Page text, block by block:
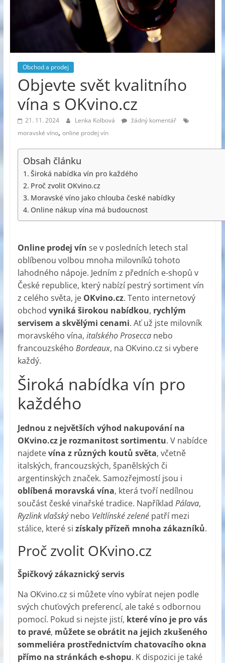
Obchod a prodej
Objevte svět kvalitního
vína s OKvino.cz
21. 11. 2024 Lenka Kolbová
žádný komentář
moravské víno, online prodej vín
Obsah článku
Široká nabídka vín pro každého
Proč zvolit OKvino.cz
Moravské víno jako chlouba české nabídky
Online nákup vína má budoucnost
Online prodej vín se v posledních letech stal
oblíbenou volbou mnoha milovníků tohoto
lahodného nápoje. Jedním z předních e-shopů v
České republice, který nabízí pestrý sortiment vín
z celého světa, je OKvino.cz. Tento internetový
obchod vyniká širokou nabídkou, rychlým
servisem a skvělými cenami. Ať už jste milovník
moravského vína, italského Proseccanebo
francouzského Bordeaux, na OKvino.cz si vybere
každý.
Široká nabídka vín pro
každého
Jednou z největších výhod nakupování na
OKvino.cz je rozmanitost sortimentu. V nabídce
najdetevína z různých koutů světa, včetně
italských, francouzských, španělských či
argentinských značek. Samozřejmostí jsou i
oblíbená moravská vína, která tvoří nedílnou
součást české vinařské tradice. Například Pálava,
Ryzlink vlašskýnebo Veltlínské zelenépatří mezi
stálice, které si získaly přízeň mnoha zákazníků.
Proč zvolit OKvino.cz
Špičkový zákaznický servis
Na OKvino.cz si můžete víno vybírat nejen podle
svých chuťových preferencí, ale také s odbornou
pomocí. Pokud si nejste jistí, které víno je pro vás
to pravé, můžete se obrátit na jejich zkušeného
sommeliéra prostřednictvím chatovacího okna
přímo na stránkách e-shopu. K dispozici je také